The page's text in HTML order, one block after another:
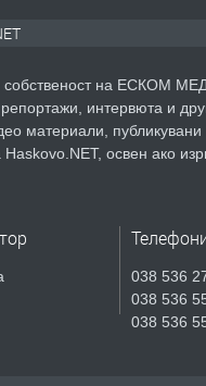
Продавам парцел в
СГЛОБЯВАНЕ НА
собственост на ЕСКОМ
интервюта и
материали, публикувани
Haskovo.NET, освен ако
038 536
038 536
038 536